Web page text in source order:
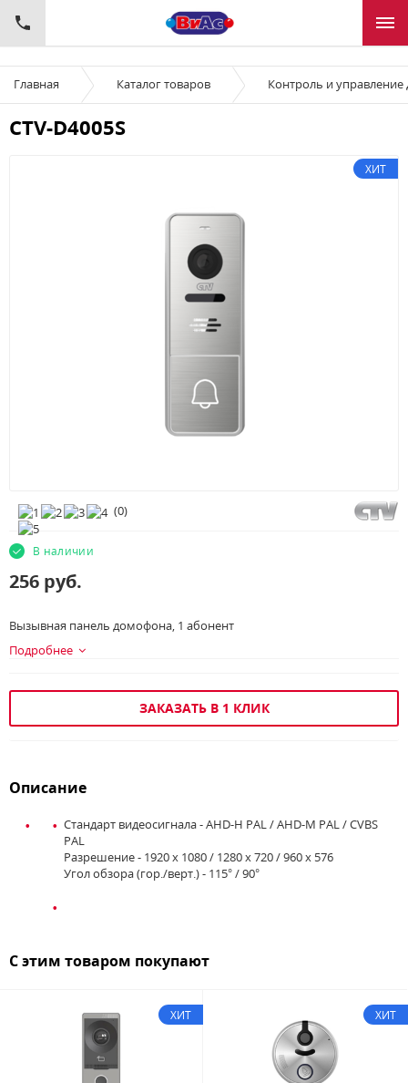
Главная Каталог товаров Контроль и управление
CTV-D4005S
ХИТ
(0)
В наличии
256 руб.
Вызывная панель домофона, 1 абонент
Подробнее
ЗАКАЗАТЬ В 1 КЛИК
Описание
Стандарт видеосигнала - AHD-H PAL / AHD-M PAL / CVBS
PAL
Разрешение - 1920 x 1080 / 1280 x 720 / 960 x 576
Угол обзора (гор./верт.) - 115° / 90°
С этим товаром покупают
ХИТ ХИТ